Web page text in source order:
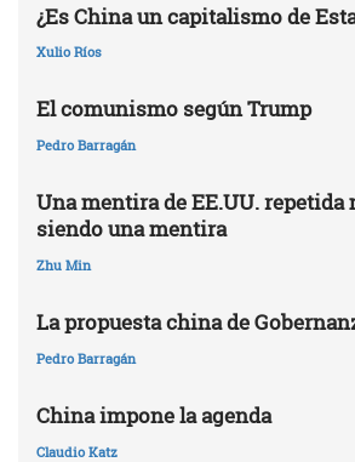
¿Es China un capitalismo de
Xulio Ríos
El comunismo según Trump
Pedro Barragán
Una mentira de EE.UU. repetida
siendo una mentira
Zhu Min
La propuesta china de
Pedro Barragán
China impone la agenda
Claudio Katz